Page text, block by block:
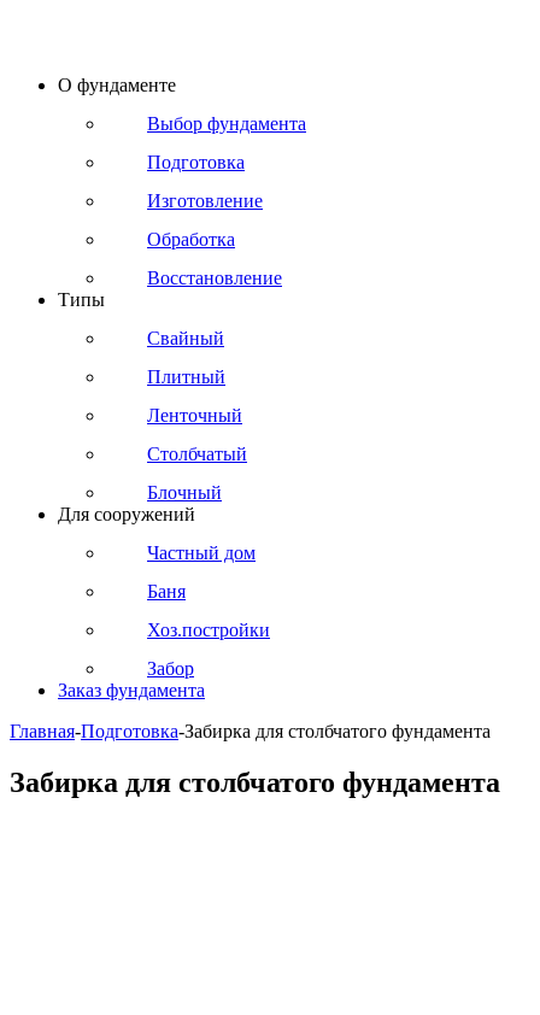
О фундаменте
Выбор фундамента
Подготовка
Изготовление
Обработка
Восстановление
Типы
Свайный
Плитный
Ленточный
Столбчатый
Блочный
Для сооружений
Частный дом
Баня
Хоз.постройки
Забор
Заказ фундамента
Главная-Подготовка-Забирка для столбчатого фундамента
Забирка для столбчатого фундамента